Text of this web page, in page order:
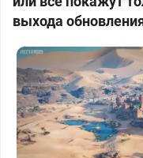
выхода